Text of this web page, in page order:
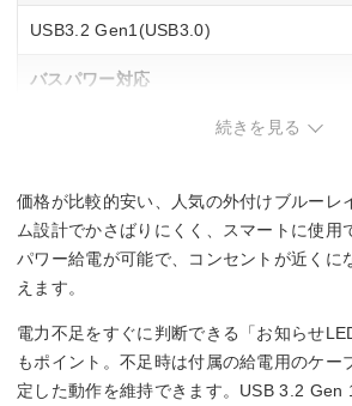
USB3.2 Gen1(USB3.0)
バスパワー対応
○
6 倍速
BD-RE書き換え速度
続きを見る
価格が比較的安い、人気の外付けブルーレ
ム設計でかさばりにくく、スマートに使用
パワー給電が可能で、コンセントが近くに
えます。
電力不足をすぐに判断できる「お知らせ
もポイント。不足時は付属の給電用のケー
定した動作を維持できます。USB 3.2 Gen